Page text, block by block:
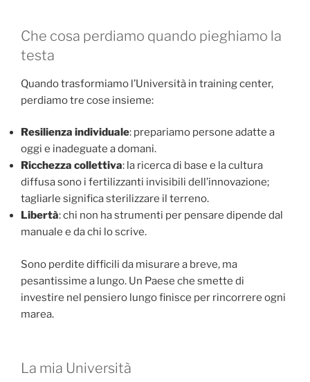
Che cosa perdiamo quando pieghiamo la
testa
Quando trasformiamo l’Università in training center,
perdiamo tre cose insieme:
Resilienza individuale: prepariamo persone adatte a
oggi e inadeguate a domani.
Ricchezza collettiva: la ricerca di base e la cultura
diffusa sono i fertilizzanti invisibili dell’innovazione;
tagliarle significa sterilizzare il terreno.
Libertà: chi non ha strumenti per pensare dipende dal
manuale e da chi lo scrive.
Sono perdite difficili da misurare a breve, ma
pesantissime a lungo. Un Paese che smette di
investire nel pensiero lungo finisce per rincorrere ogni
marea.
La mia Università